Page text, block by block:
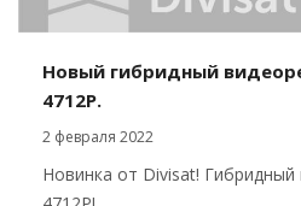
Новый гибридный
4712P.
2 февраля 2022
Новинка от Divisat! Гибридный